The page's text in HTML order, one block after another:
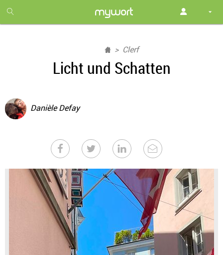
month
free
Clerf
Licht und Schatten
Danièle Defay